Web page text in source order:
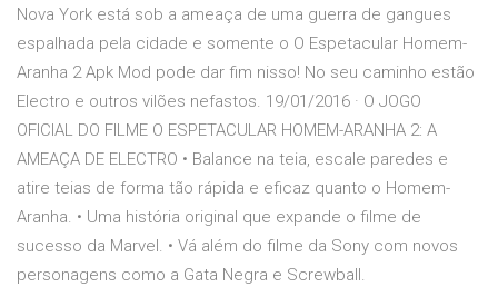
Nova York está sob a ameaça de uma guerra de gangues
espalhada pela cidade e somente o O Espetacular Homem-
Aranha 2 Apk Mod pode dar fim nisso! No seu caminho estão
Electro e outros vilões nefastos. 19/01/2016 · O JOGO
OFICIAL DO FILME O ESPETACULAR HOMEM-ARANHA 2: A
AMEAÇA DE ELECTRO • Balance na teia, escale paredes e
atire teias de forma tão rápida e eficaz quanto o Homem-
Aranha. • Uma história original que expande o filme de
sucesso da Marvel. • Vá além do filme da Sony com novos
personagens como a Gata Negra e Screwball.